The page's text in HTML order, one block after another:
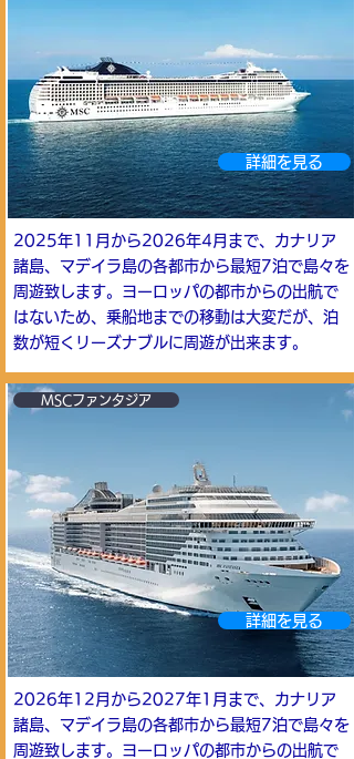
詳細を見る
2025年11月から2026年4月まで、カナリア
諸島、マデイラ島の各都市から最短7泊で島々を
周遊致します。ヨーロッパの都市からの出航で
はないため、乗船地までの移動は大変だが、泊
数が短くリーズナブルに周遊が出来ます。
MSCファンタジア
詳細を見る
2026年12月から2027年1月まで、カナリア
諸島、マデイラ島の各都市から最短7泊で島々を
周遊致します。ヨーロッパの都市からの出航で